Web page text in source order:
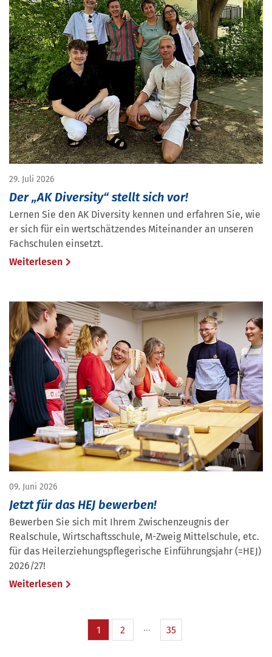
29. Juli 2026
Der „AK Diversity“ stellt sich vor!
Lernen Sie den AK Diversity kennen und erfahren Sie, wie
er sich für ein wertschätzendes Miteinander an unseren
Fachschulen einsetzt.
Weiterlesen
09. Juni 2026
Jetzt für das HEJ bewerben!
Bewerben Sie sich mit Ihrem Zwischenzeugnis der
Realschule, Wirtschaftsschule, M-Zweig Mittelschule, etc.
für das Heilerziehungspflegerische Einführungsjahr (=HEJ)
2026/27!
Weiterlesen
1 2 35